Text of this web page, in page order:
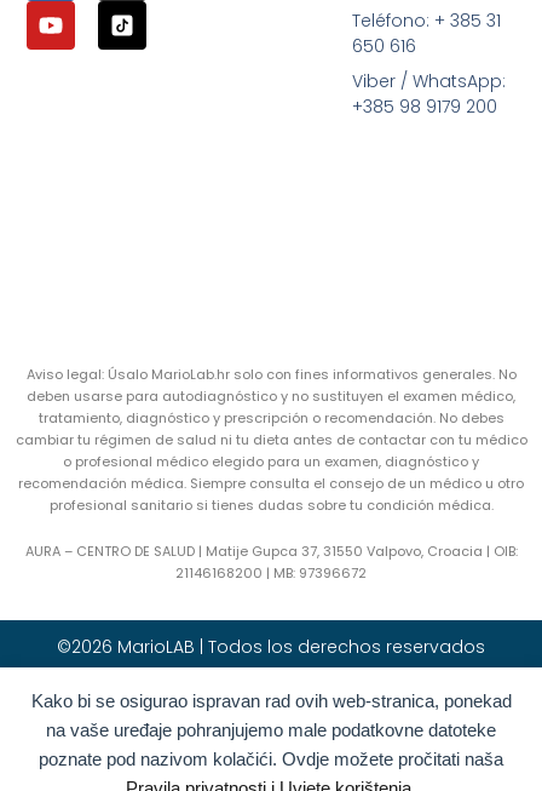
Kako bi se osigurao ispravan rad ovih web-stranica, ponekad
na vaše uređaje pohranjujemo male podatkovne datoteke
poznate pod nazivom kolačići. Ovdje možete pročitati naša
Teléfono: + 385 31
650 616
Viber / WhatsApp:
+385 98 9179 200
Aviso legal: Úsalo MarioLab.hr solo con fines informativos generales. No
deben usarse para autodiagnóstico y no sustituyen el examen médico,
tratamiento, diagnóstico y prescripción o recomendación. No debes
cambiar tu régimen de salud ni tu dieta antes de contactar con tu médico
o profesional médico elegido para un examen, diagnóstico y
recomendación médica. Siempre consulta el consejo de un médico u otro
profesional sanitario si tienes dudas sobre tu condición médica.
AURA – CENTRO DE SALUD | Matije Gupca 37, 31550 Valpovo, Croacia | OIB:
21146168200 | MB: 97396672
©2026 MarioLAB | Todos los derechos reservados
Hrvatski (Croata) English(Inglés)
Deutsch(Alemán) Polski(Polaco)
Română(Rumano ) Italiano